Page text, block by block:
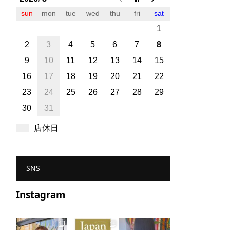
sun mon tue wed thu fri sat
1
2
3 4 5 6 7
8
9
10 11 12 13 14
15
16
17 18 19 20 21
22
23
24 25 26 27 28
29
30
31
店休日
SNS
Instagram